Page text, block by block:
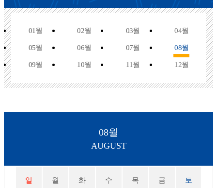
01월 02월 03월 04월
05월 06월 07월 08월
09월 10월 11월 12월
08월
AUGUST
일 월 화 수 목 금 토